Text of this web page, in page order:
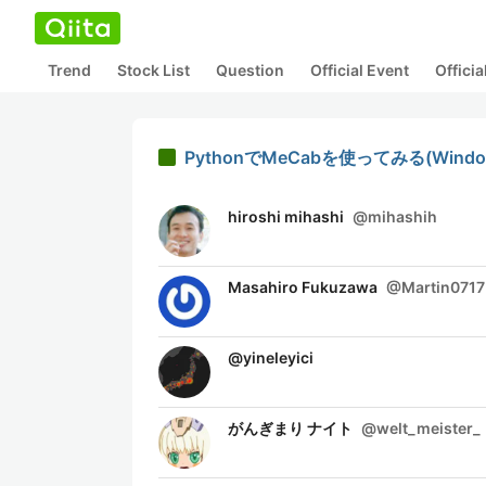
Trend Stock List Question Official Event
PythonでMeCabを使ってみる
hiroshi mihashi @mihashih
Masahiro Fukuzawa @Martin0717
@yineleyici
がんぎまり ナイト @welt_meister_